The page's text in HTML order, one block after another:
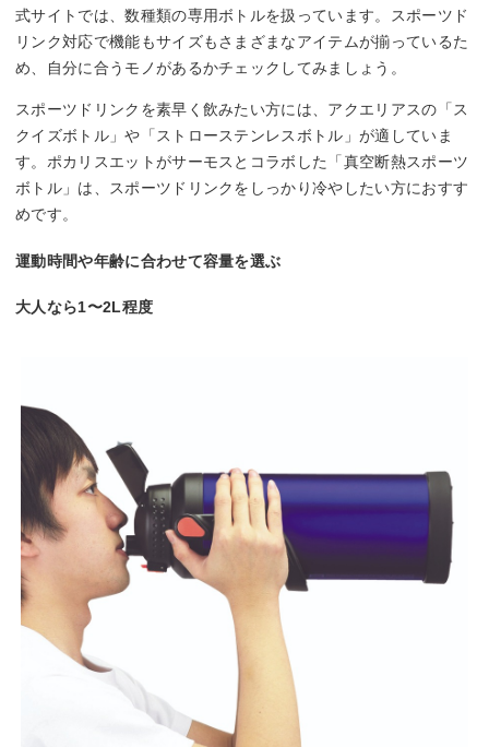
式サイトでは、数種類の専用ボトルを扱っています。スポーツド
リンク対応で機能もサイズもさまざまなアイテムが揃っているた
め、自分に合うモノがあるかチェックしてみましょう。
スポーツドリンクを素早く飲みたい方には、アクエリアスの「ス
クイズボトル」や「ストローステンレスボトル」が適していま
す。ポカリスエットがサーモスとコラボした「真空断熱スポーツ
ボトル」は、スポーツドリンクをしっかり冷やしたい方におすす
めです。
運動時間や年齢に合わせて容量を選ぶ
大人なら1〜2L程度